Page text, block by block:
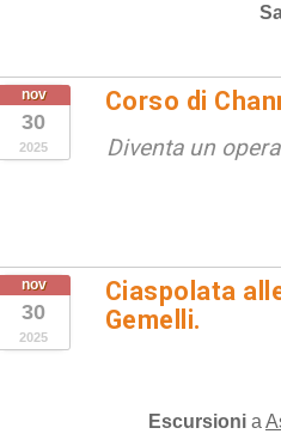
nov
30
2025
Corso di
Diventa un
nov
30
2025
Ciaspolata
Gemelli.
Escursioni a